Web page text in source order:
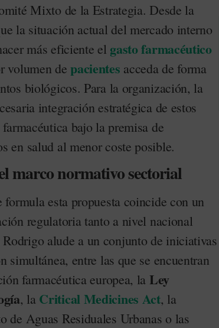
Mixto de la Estrategia. Desde la
la situación actual del mercado interno
más eficiente el gasto farmacéutico
volumen depacientes acceda de forma
biológicos. Para la organización, la
integración estratégica de estos
bajo la premisa de
en salud al menor coste posible.
marco normativo sectorial
formula esta propuesta coincide con un
regulatoria tanto a nivel nacional
alude a un conjunto de iniciativas
simultánea, entre las que se encuentran
farmacéutica europea, la Ley
, la Critical Medicines Act, la
de Aguas Residuales Urbanas o las